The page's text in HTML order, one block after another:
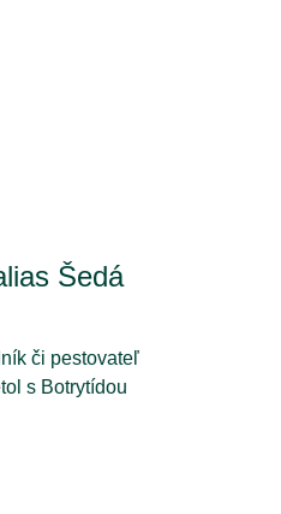
Šedá
či pestovateľ
s Botrytídou